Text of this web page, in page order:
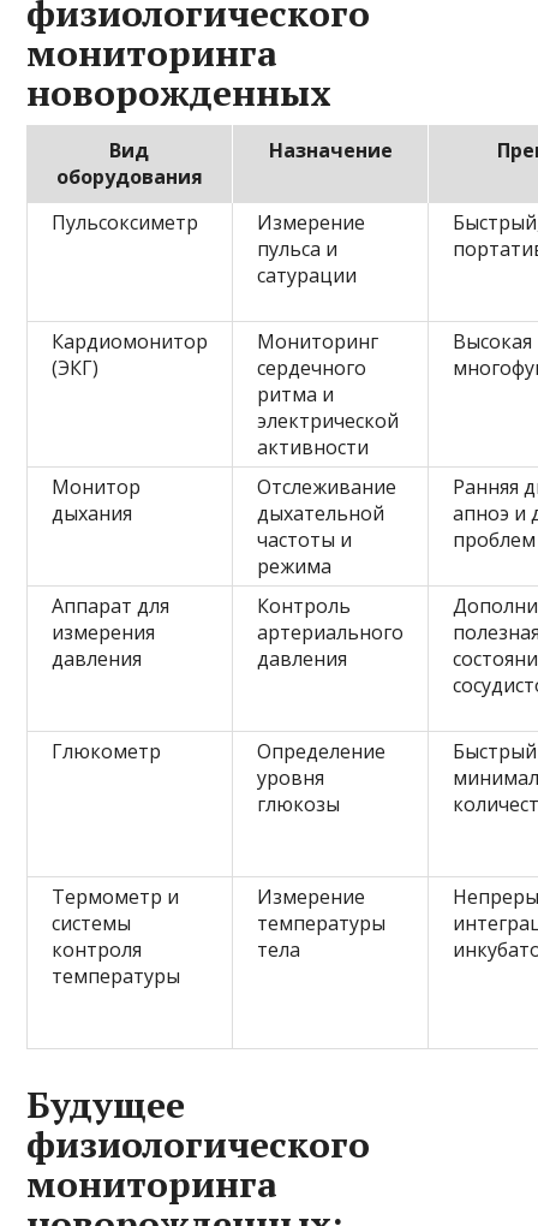
физиологического
мониторинга
новорожденных
Вид
оборудования
Назначение
Пульсоксиметр
Измерение
пульса и
сатурации
Кардиомонитор
(ЭКГ)
Мониторинг
сердечного
ритма и
электрической
активности
Высокая
Монитор
дыхания
Отслеживание
дыхательной
частоты и
режима
Ранняя
апноэ и
проблем
Аппарат для
измерения
давления
Контроль
артериального
давления
Глюкометр
Определение
уровня
глюкозы
Термометр и
системы
контроля
температуры
Измерение
температуры
тела
Будущее
физиологического
мониторинга